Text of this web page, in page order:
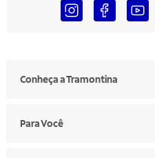
Conheça a Tramontina
Para Você